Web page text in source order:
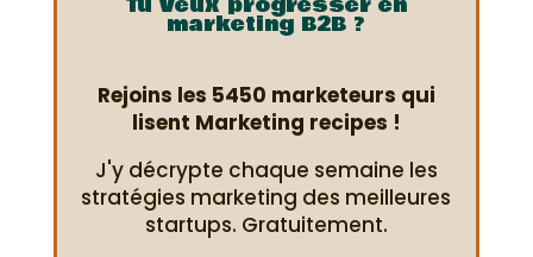
marketing B2B ?
Rejoins les 5450 marketeurs qui
lisent Marketing recipes !
J'y décrypte chaque semaine les
stratégies marketing des meilleures
startups. Gratuitement.